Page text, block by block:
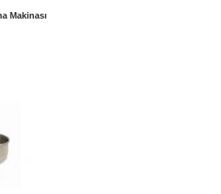
Makinası